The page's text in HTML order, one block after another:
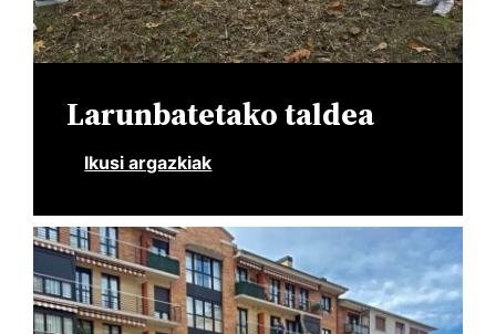
Larunbatetako taldea
Ikusi argazkiak